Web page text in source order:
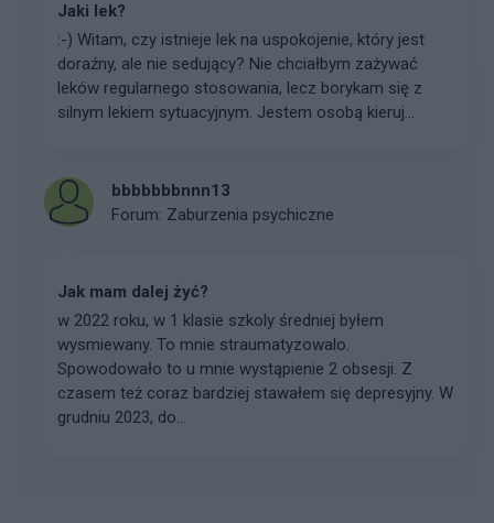
Jaki lek?
:-) Witam, czy istnieje lek na uspokojenie, który jest
doraźny, ale nie sedujący? Nie chciałbym zażywać
leków regularnego stosowania, lecz borykam się z
silnym lekiem sytuacyjnym. Jestem osobą kieruj...
bbbbbbbnnn13
Forum: Zaburzenia psychiczne
Jak mam dalej żyć?
w 2022 roku, w 1 klasie szkoly średniej byłem
wysmiewany. To mnie straumatyzowalo.
Spowodowało to u mnie wystąpienie 2 obsesji. Z
czasem też coraz bardziej stawałem się depresyjny. W
grudniu 2023, do...